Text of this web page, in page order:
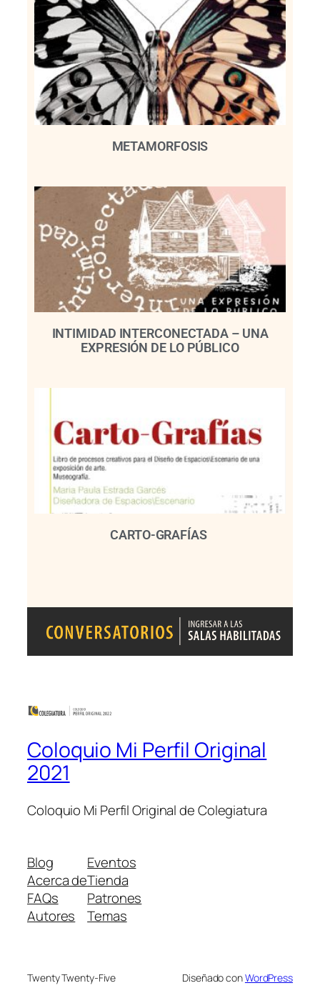
METAMORFOSIS
INTIMIDAD INTERCONECTADA – UNA
EXPRESIÓN DE LO PÚBLICO
CARTO-GRAFÍAS
Coloquio Mi Perfil Original
2021
Coloquio Mi Perfil Original de Colegiatura
Blog
Acerca de
FAQs
Autores
Eventos
Tienda
Patrones
Temas
Twenty Twenty-Five Diseñado conWordPress